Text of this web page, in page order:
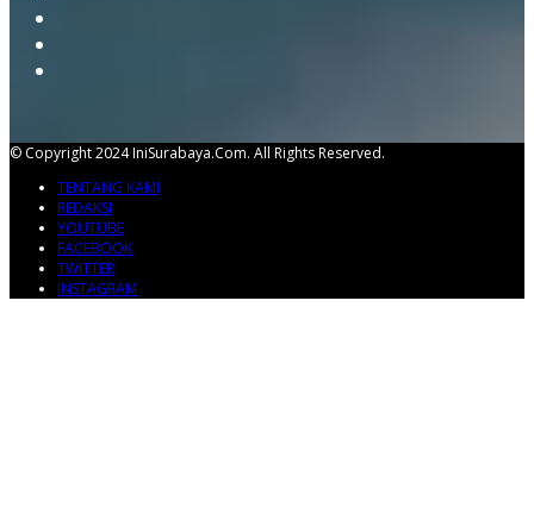
© Copyright 2024 IniSurabaya.com. All Rights Reserved.
TENTANG KAMI
REDAKSI
YOUTUBE
FACEBOOK
TWITTER
INSTAGRAM